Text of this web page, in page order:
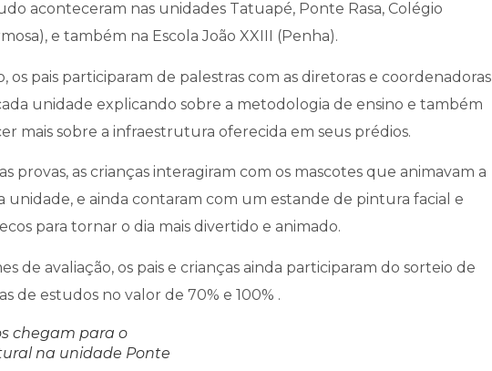
aconteceram nas unidades Tatuapé, Ponte Rasa, Colégio
e também na Escola João XXIII (Penha).
os pais participaram de palestras com as diretoras e coordenadoras
unidade explicando sobre a metodologia de ensino e também
mais sobre a infraestrutura oferecida em seus prédios.
provas, as crianças interagiram com os mascotes que animavam a
unidade, e ainda contaram com um estande de pintura facial e
para tornar o dia mais divertido e animado.
de avaliação, os pais e crianças ainda participaram do sorteio de
de estudos no valor de 70% e 100% .
chegam para o
na unidade Ponte